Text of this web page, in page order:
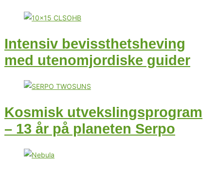
Intensiv bevissthetsheving
med utenomjordiske guider
Kosmisk utvekslingsprogram
– 13 år på planeten Serpo